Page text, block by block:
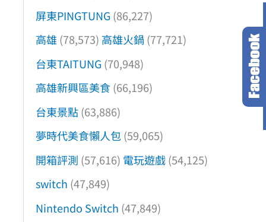
屏東PINGTUNG (86,227)
高雄 (78,573) 高雄火鍋 (77,721)
台東TAITUNG (70,948)
高雄新興區美食 (66,196)
台東景點(63,886)
夢時代美食懶人包(59,065)
開箱評測 (57,616) 電玩遊戲(54,125)
switch (47,849)
Nintendo Switch (47,849)